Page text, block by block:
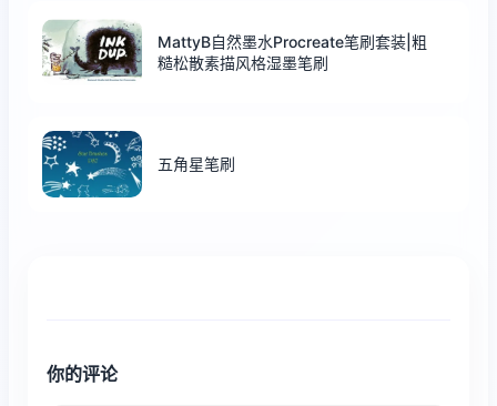
MattyB自然墨水Procreate笔刷套装|粗
糙松散素描风格湿墨笔刷
五角星笔刷
你的评论